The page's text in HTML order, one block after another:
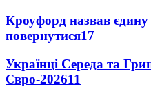
Кроуфорд назвав єдину
повернутися17
Українці Середа та
Євро-202611